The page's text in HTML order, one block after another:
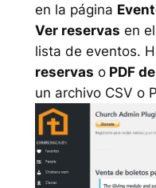
en la página
Ver reservas en
lista de eventos.
reservas oPDF
un archivo CSV o